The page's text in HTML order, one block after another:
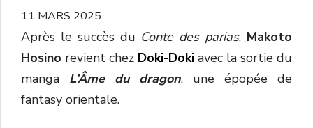
11 MARS 2025
Après le succès du Conte des parias, Makoto
Hosino revient chez Doki-Doki avec la sortie du
manga L’Âme du dragon, une épopée de
fantasy orientale.